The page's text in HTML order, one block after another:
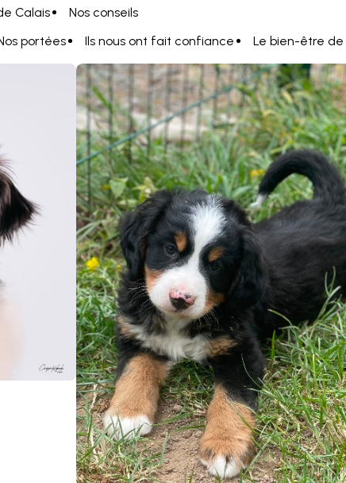
Calais
Nos conseils
portées
Ils nous ont fait confiance Le bien-être